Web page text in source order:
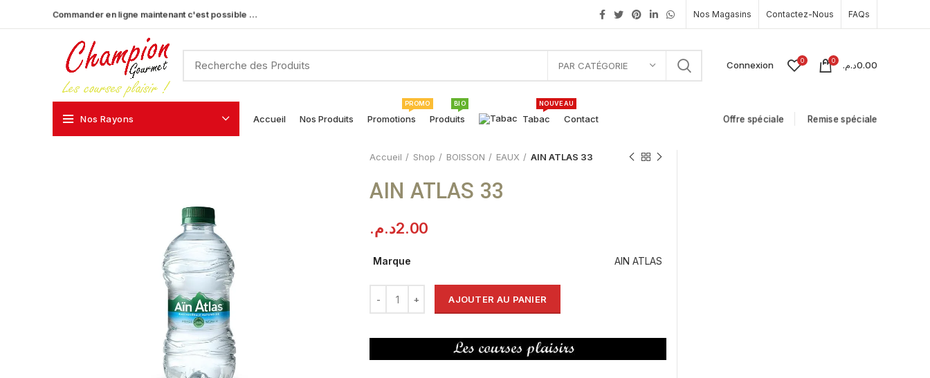
Commander en ligne maintenant c'est possible … Nos Magasins Contactez-Nous FAQs
PAR CATÉGORIE Connexion 0 0 0.00د.م.
Nos Rayons Accueil Nos Produits Promotions
PROMO
Produits
BIO
Tabac
NOUVEAU
Contact Offre spéciale Remise spéciale
Accueil Shop BOISSON EAUX AIN ATLAS 33
AIN ATLAS 33
2.00د.م.
Marque AIN ATLAS
AJOUTER AU PANIER